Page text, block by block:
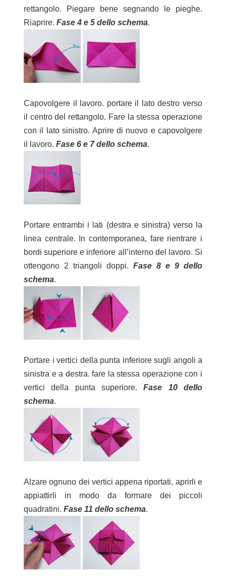
rettangolo. Piegare bene segnando le pieghe.
Riaprire. Fase 4 e 5 dello schema.
Capovolgere il lavoro. portare il lato destro verso
il centro del rettangolo. Fare la stessa operazione
con il lato sinistro. Aprire di nuovo e capovolgere
il lavoro. Fase 6 e 7 dello schema.
Portare entrambi i lati (destra e sinistra) verso la
linea centrale. In contemporanea, fare rientrare i
bordi superiore e inferiore all’interno del lavoro. Si
ottengono 2 triangoli doppi. Fase 8 e 9 dello
schema.
Portare i vertici della punta inferiore sugli angoli a
sinistra e a destra. fare la stessa operazione con i
vertici della punta superiore.Fase 10 dello
schema.
Alzare ognuno dei vertici appena riportati, aprirli e
appiattirli in modo da formare dei piccoli
quadratini. Fase 11 dello schema.